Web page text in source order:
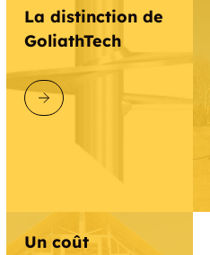
La distinction de
GoliathTech
DÉCOUVRIR GOLIATHTECH
Un coût